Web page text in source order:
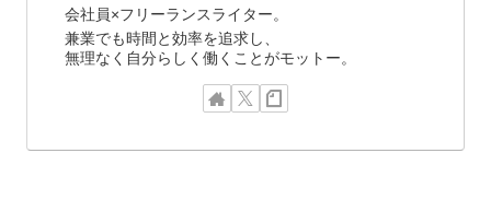
会社員×フリーランスライター。
兼業でも時間と効率を追求し、
無理なく自分らしく働くことがモットー。